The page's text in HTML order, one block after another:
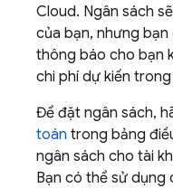
Cloud. Ngân sách
của bạn, nhưng
thông báo cho bạn
chi phí dự kiến
Để đặt ngân sách,
toán trong bảng
ngân sách cho tài
Bạn có thể sử dụng